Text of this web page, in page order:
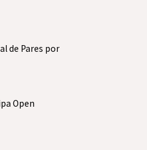
de Pares por
Open